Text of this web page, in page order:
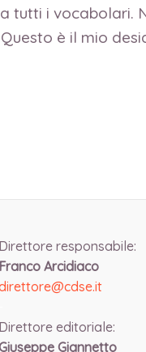
tutti i
è il mio
Direttore responsabile:
Franco Arcidiaco
Direttore editoriale:
Giannetto